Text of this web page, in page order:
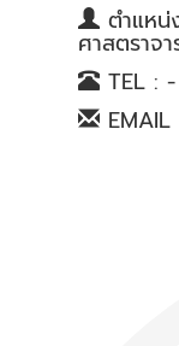
ตำแหน่
ศาสตราจ
TEL : -
EMAIL